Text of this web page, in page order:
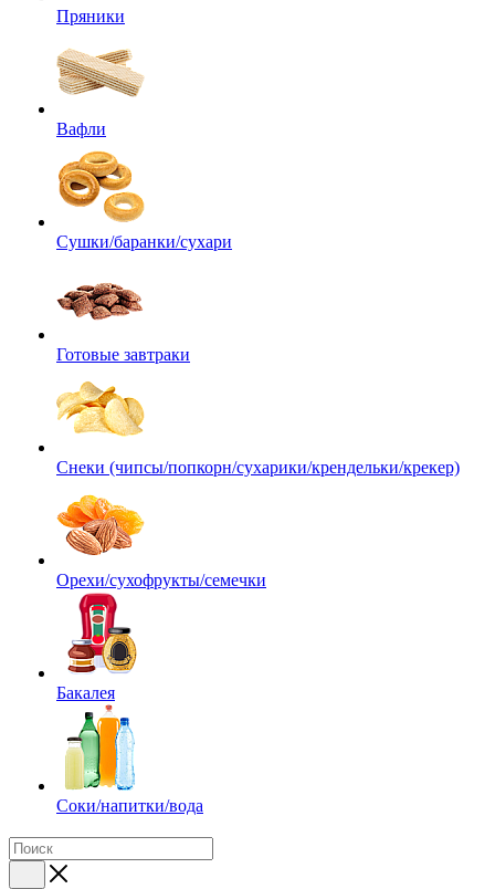
Пряники
Вафли
Сушки/баранки/сухари
Готовые завтраки
Снеки (чипсы/попкорн/сухарики/крендельки/крекер)
Орехи/сухофрукты/семечки
Бакалея
Соки/напитки/вода